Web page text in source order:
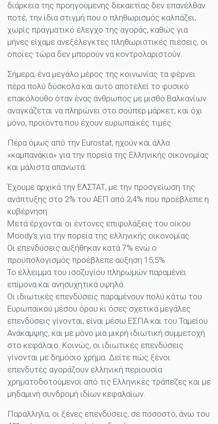
διάρκεια της προηγούμενης δεκαετίας δεν επανέλθαν
ποτέ, την ίδια στιγμή που ο πληθωρισμός καλπάζει,
χωρίς πραγματικό έλεγχο της αγοράς, καθώς για
μήνες είχαμε ανεξέλεγκτες πληθωριστικές πιέσεις, οι
οποίες τώρα δεν μπορούν να κοντρολαριστούν.
Σήμερα, ένα μεγάλο μέρος της κοινωνίας τα φέρνει
πέρα πολύ δύσκολα και αυτό αποτελεί το φυσικό
επακόλουθο όταν ένας άνθρωπος με μισθό Βαλκανίων
αναγκάζεται να πληρώνει στο σούπερ μάρκετ, και όχι
μόνο, προϊόντα που έχουν ευρωπαϊκές τιμές.
Πέρα όμως από την Eurostat, ηχούν και άλλα
«καμπανάκια» για την πορεία της Ελληνικής οικονομίας
και μάλιστα απανωτά:
Έχουμε αρχικά την ΕΛΣΤΑΤ, με την προσγείωση της
ανάπτυξης στο 2% του ΑΕΠ από 2,4% που προέβλεπε η
κυβέρνηση.
Μετά έρχονται οι έντονες επιφυλάξεις του οίκου
Moody’s για την πορεία της ελληνικής οικονομίας.
Οι επενδύσεις αυξήθηκαν κατά 7% ενώ ο
προϋπολογισμός προέβλεπε αύξηση 15,5%.
Το έλλειμμα του ισοζυγίου πληρωμών παραμένει
επίμονα και ανησυχητικά υψηλό.
Οι ιδιωτικές επενδύσεις παραμένουν πολύ κάτω του
Ευρωπαϊκού μέσου όρου κι όσες σχετικά μεγάλες
επενδύσεις γίνονται, είναι μέσω ΕΣΠΑ και του Ταμείου
Ανάκαμψης, και με μόνο μια μικρή ιδιωτική συμμετοχή
στο κεφάλαιο. Κοινώς, οι ιδιωτικές επενδύσεις
γίνονται με δημόσιο χρήμα. Δείτε πώς ξένοι
επενδυτές αγοράζουν ελληνική περιουσία
χρηματοδοτούμενοι από τις Ελληνικές τράπεζες και με
μηδαμινή συνδρομή ιδίων κεφαλαίων.
Παράλληλα, οι ξένες επενδύσεις, σε ποσοστό, άνω του